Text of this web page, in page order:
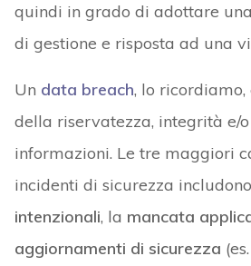
quindi in grado di adottare
di gestione e risposta ad una
Un data breach, lo
della riservatezza, integrità e/
informazioni. Le tre maggiori
incidenti di sicurezza
intenzionali, la mancata
aggiornamenti di sicurezza